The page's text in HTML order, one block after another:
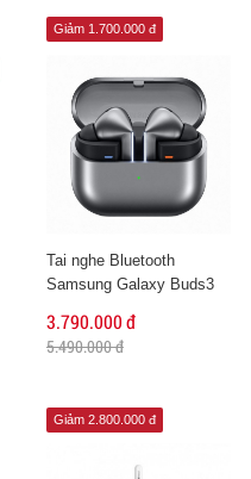
Giảm 1.700.000 đ
Tai nghe Bluetooth
Samsung Galaxy Buds3
3.790.000 đ
5.490.000 đ
Giảm 2.800.000 đ